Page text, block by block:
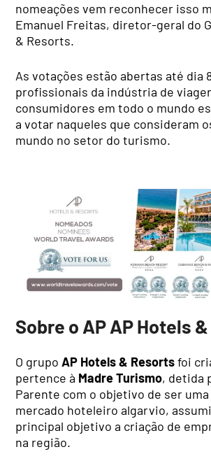
nomeações vem reconhecer isso
Emanuel Freitas, diretor-geral do
& Resorts.
As votações estão abertas até dia
profissionais da indústria de
consumidores em todo o mundo
a votar naqueles que consideram
mundo no setor do turismo.
Sobre o AP AP Hotels
O grupoAP Hotels & Resortsfoi
pertence à Madre Turismo, detida
Parente com o objetivo de ser
mercado hoteleiro algarvio,
principal objetivo a criação de
na região.